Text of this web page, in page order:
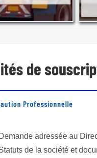
de
Professionnelle
Demande adressée au
de la société et